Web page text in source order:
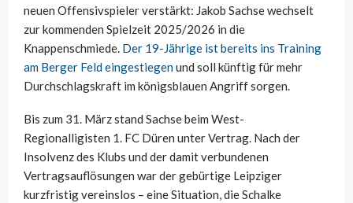
neuen Offensivspieler verstärkt: Jakob Sachse wechselt
zur kommenden Spielzeit 2025/2026 in die
Knappenschmiede. Der 19-Jährige ist bereits ins Training
am Berger Feld eingestiegenund soll künftig für mehr
Durchschlagskraft im königsblauen Angriff sorgen.
Bis zum 31. März stand Sachse beim West-
Regionalligisten 1. FC Düren unter Vertrag. Nach der
Insolvenz des Klubs und der damit verbundenen
Vertragsauflösungen war der gebürtige Leipziger
kurzfristig vereinslos – eine Situation, die Schalke